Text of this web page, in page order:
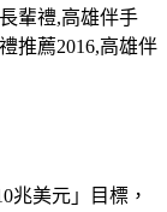
輩禮,高雄伴手
推薦2016,高雄伴
兆美元」目標，